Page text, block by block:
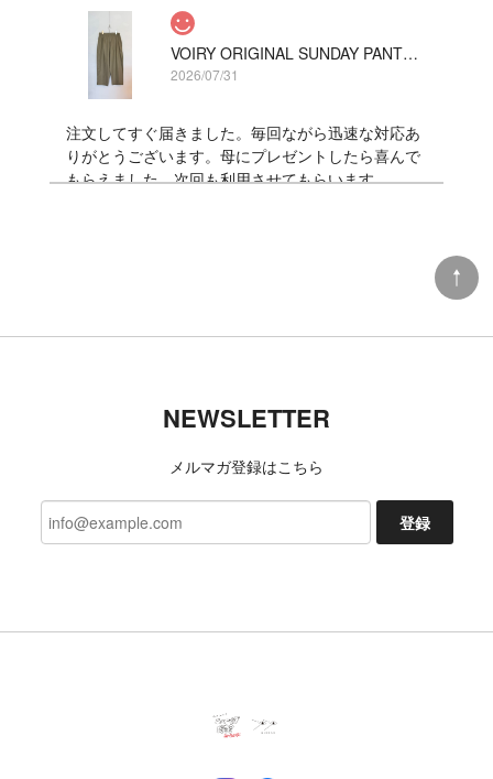
VOIRY ORIGINAL SUNDAY PANTS-C/LINEN COLOR カーキ
2026/07/31
注文してすぐ届きました。毎回ながら迅速な対応あ
りがとうございます。母にプレゼントしたら喜んで
もらえました。次回も利用させてもらいます。
L
今回も、迅速な対応ありがとうございました 新たな
発見、楽しみにしております!
るよう努めます。 今後ともよろしくお
NEWSLETTER
メルマガ登録はこちら
登録